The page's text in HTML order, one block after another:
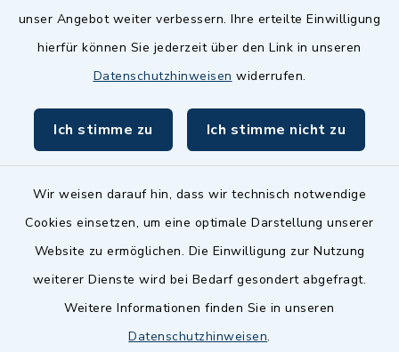
unser Angebot weiter verbessern. Ihre erteilte Einwilligung
hierfür können Sie jederzeit über den Link in unseren
Datenschutzhinweisen widerrufen.
Ich stimme zu Ich stimme nicht zu
Wir weisen darauf hin, dass wir technisch notwendige
Cookies einsetzen, um eine optimale Darstellung unserer
Website zu ermöglichen. Die Einwilligung zur Nutzung
weiterer Dienste wird bei Bedarf gesondert abgefragt.
Weitere Informationen finden Sie in unseren
Datenschutzhinweisen.
Zenngrund Allianz
Dillenberggruppe
inixmedia GmbH
Barrierefreiheit